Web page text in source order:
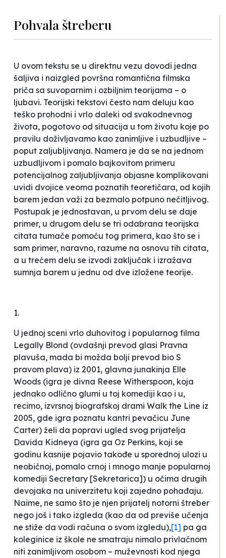
Pohvala štreberu
U ovom tekstu se u direktnu vezu dovodi jedna
šaljiva i naizgled površna romantična filmska
priča sa suvoparnim i ozbiljnim teorijama – o
ljubavi. Teorijski tekstovi često nam deluju kao
teško prohodni i vrlo daleki od svakodnevnog
života, pogotovo od situacija u tom životu koje po
pravilu doživljavamo kao zanimljive i uzbudljive –
poput zaljubljivanja. Namera je da se na jednom
uzbudljivom i pomalo bajkovitom primeru
potencijalnog zaljubljivanja objasne komplikovani
uvidi dvojice veoma poznatih teoretičara, od kojih
barem jedan važi za bezmalo potpuno nečitljivog.
Postupak je jednostavan, u prvom delu se daje
primer, u drugom delu se tri odabrana teorijska
citata tumače pomoću tog primera, kao što se i
sam primer, naravno, razume na osnovu tih citata,
a u trećem delu se izvodi zaključak i izražava
sumnja barem u jednu od dve izložene teorije.
1.
U jednoj sceni vrlo duhovitog i popularnog filma
Legally Blond (ovdašnji prevod glasi Pravna
plavuša, mada bi možda bolji prevod bio S
pravom plava) iz 2001, glavna junakinja Elle
Woods (igra je divna Reese Witherspoon, koja
jednako odlično glumi u toj komediji kao i u,
recimo, izvrsnoj biografskoj drami Walk the Line iz
2005, gde igra poznatu kantri pevačicu June
Carter) želi da popravi ugled svog prijatelja
Davida Kidneya (igra ga Oz Perkins, koji se
godinu kasnije pojavio takođe u sporednoj ulozi u
neobičnoj, pomalo crnoj i mnogo manje popularnoj
komediji Secretary [Sekretarica]) u očima drugih
devojaka na univerzitetu koji zajedno pohađaju.
Naime, ne samo što je njen prijatelj notorni štreber
nego još i tako izgleda (kao da od previše učenja
ne stiže da vodi računa o svom izgledu),[1] pa ga
koleginice iz škole ne smatraju nimalo privlačnom
niti zanimljivom osobom – muževnosti kod njega